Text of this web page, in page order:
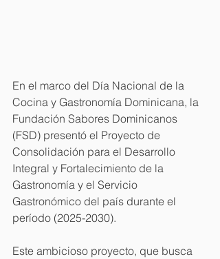
En el marco del Día Nacional de la
Cocina y Gastronomía Dominicana, la
Fundación Sabores Dominicanos
(FSD) presentó el Proyecto de
Consolidación para el Desarrollo
Integral y Fortalecimiento de la
Gastronomía y el Servicio
Gastronómico del país durante el
período (2025-2030).
Este ambicioso proyecto, que busca